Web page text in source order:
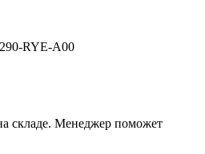
RYE-A00
складе. Менеджер поможет